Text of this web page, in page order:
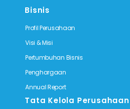
Bisnis
Profil Perusahaan
Visi & Misi
Pertumbuhan Bisnis
Penghargaan
Annual Report
Tata Kelola Perusahaan